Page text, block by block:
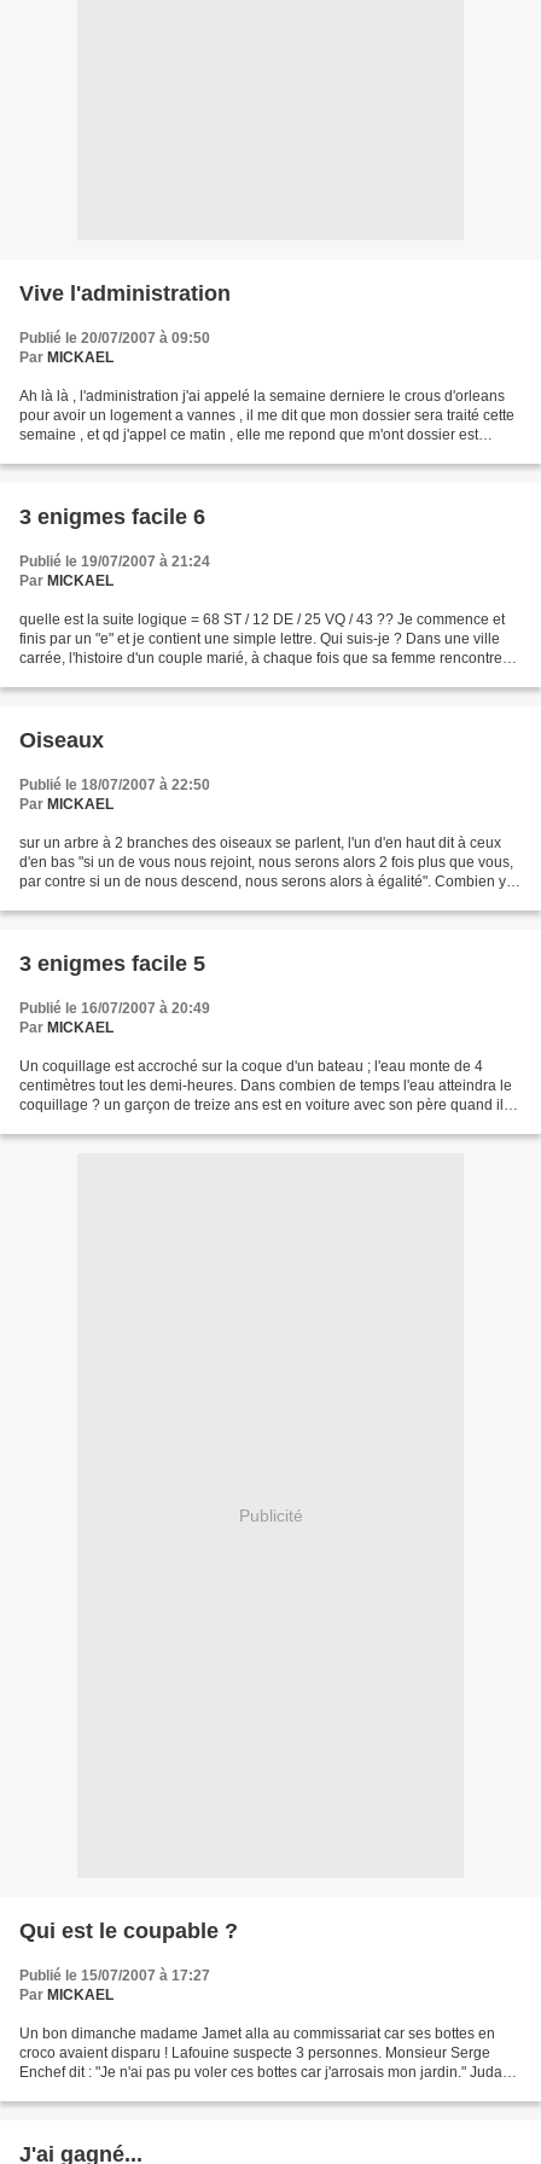
Vive l'administration
Publié le 20/07/2007 à 09:50
Par MICKAEL
Ah là là , l'administration j'ai appelé la semaine derniere le crous d'orleans
pour avoir un logement a vannes , il me dit que mon dossier sera traité cette
semaine , et qd j'appel ce matin , elle me repond que m'ont dossier est
3 enigmes facile 6
Publié le 19/07/2007 à 21:24
Par MICKAEL
quelle est la suite logique = 68 ST / 12 DE / 25 VQ / 43 ?? Je commence et
finis par un "e" et je contient une simple lettre. Qui suis-je ? Dans une ville
carrée, l'histoire d'un couple marié, à chaque fois que sa femme rencontre
Oiseaux
Publié le 18/07/2007 à 22:50
Par MICKAEL
sur un arbre à 2 branches des oiseaux se parlent, l'un d'en haut dit à ceux
d'en bas "si un de vous nous rejoint, nous serons alors 2 fois plus que vous,
par contre si un de nous descend, nous serons alors à égalité". Combien y
3 enigmes facile 5
Publié le 16/07/2007 à 20:49
Par MICKAEL
Un coquillage est accroché sur la coque d'un bateau ; l'eau monte de 4
centimètres tout les demi-heures. Dans combien de temps l'eau atteindra le
coquillage ? un garçon de treize ans est en voiture avec son père quand ils
Publicité
Qui est le coupable ?
Publié le 15/07/2007 à 17:27
Par MICKAEL
Un bon dimanche madame Jamet alla au commissariat car ses bottes en
croco avaient disparu ! Lafouine suspecte 3 personnes. Monsieur Serge
Enchef dit : "Je n'ai pas pu voler ces bottes car j'arrosais mon jardin." Juda
J'ai gagné...